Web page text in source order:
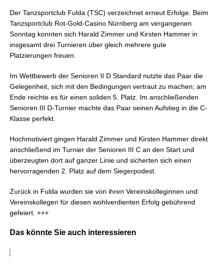
Der Tanzsportclub Fulda (TSC) verzeichnet erneut Erfolge. Beim
Tanzsportclub Rot-Gold-Casino Nürnberg am vergangenen
Sonntag konnten sich Harald Zimmer und Kirsten Hammer in
insgesamt drei Turnieren über gleich mehrere gute
Platzierungen freuen.
Im Wettbewerb der Senioren II D Standard nutzte das Paar die
Gelegenheit, sich mit den Bedingungen vertraut zu machen; am
Ende reichte es für einen soliden 5. Platz. Im anschließenden
Senioren III D-Turnier machte das Paar seinen Aufstieg in die C-
Klasse perfekt.
Hochmotiviert gingen Harald Zimmer und Kirsten Hammer direkt
anschließend im Turnier der Senioren III C an den Start und
überzeugten dort auf ganzer Linie und sicherten sich einen
hervorragenden 2. Platz auf dem Siegerpodest.
Zurück in Fulda wurden sie von ihren Vereinskolleginnen und
Vereinskollegen für diesen wohlverdienten Erfolg gebührend
gefeiert. +++
Das könnte Sie auch interessieren